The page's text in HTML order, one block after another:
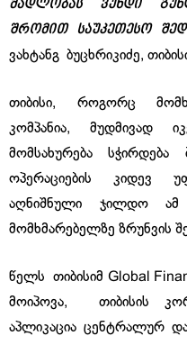
მადლობას
ვუხდი
შრომით
საუკეთესო
ვახტანგ ბუცხრიკიძე,
თიბისი, როგორც
კომპანია, მუდმივად
მომსახურება
ოპერაციების კიდევ
აღნიშნული ჯილდო ამ
მომხმარებელზე ზრუნვის
წელს თიბისიმ Global
მოიპოვა, თიბისის
აპლიკაცია ცენტრალურ